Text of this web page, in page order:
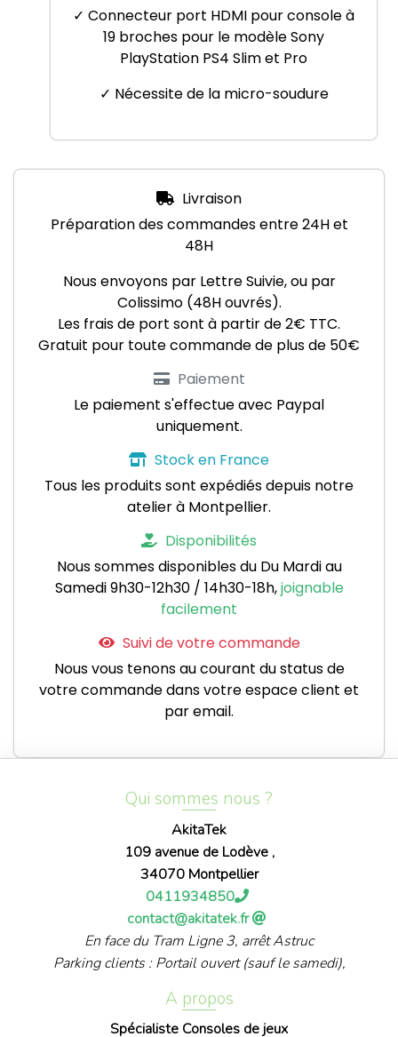
✓ Connecteur port HDMI pour console à
19 broches pour le modèle Sony
PlayStation PS4 Slim et Pro
✓ Nécessite de la micro-soudure
Livraison
Préparation des commandes entre 24H et
48H
Nous envoyons par Lettre Suivie, ou par
Colissimo (48H ouvrés).
Les frais de port sont à partir de 2€ TTC.
Gratuit pour toute commande de plus de 50€
Paiement
Le paiement s'effectue avec Paypal
uniquement.
Stock en France
Tous les produits sont expédiés depuis notre
atelier à Montpellier.
Disponibilités
Nous sommes disponibles du Du Mardi au
Samedi 9h30-12h30 / 14h30-18h,joignable
facilement
Suivi de votre commande
Nous vous tenons au courant du status de
votre commande dans votre espace client et
par email.
Qui sommes nous ?
AkitaTek
109 avenue de Lodève ,
34070 Montpellier
0411934850
contact@akitatek.fr
En face du Tram Ligne 3, arrêt Astruc
Parking clients : Portail ouvert (sauf le samedi),
A propos
Spécialiste Consoles de jeux